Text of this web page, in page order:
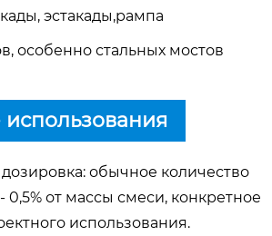
эстакады,рампа
особенно стальных мостов
обычное количество
0,5% от массы смеси, конкретное
использования.